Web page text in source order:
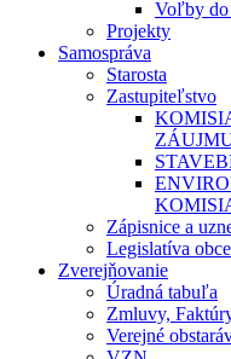
Voľby do
Projekty
Samospráva
Starosta
Zastupiteľstvo
Zápisnice a
Legislatíva obce
Zverejňovanie
Úradná tabuľa
Zmluvy,
Verejné